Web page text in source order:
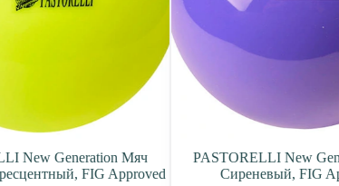
Мяч
Approved
PASTORELLI New Generation Мяч
Cиреневый, FIG Approved